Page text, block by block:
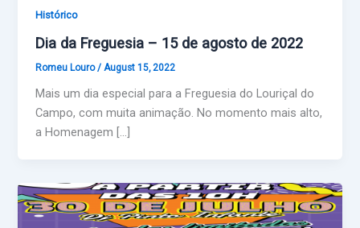
Histórico
Dia da Freguesia – 15 de agosto de 2022
Romeu Louro/ August 15, 2022
Mais um dia especial para a Freguesia do Louriçal do
Campo, com muita animação. No momento mais alto,
a Homenagem […]